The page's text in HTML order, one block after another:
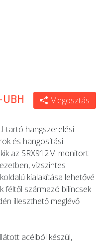
UBH Megosztás
tartó hangszerelési
és hangosítási
az SRX912M monitort
vízszintes
kialakítása lehetővé
féltől származó bilincsek
illeszthető meglévő
acélból készül,